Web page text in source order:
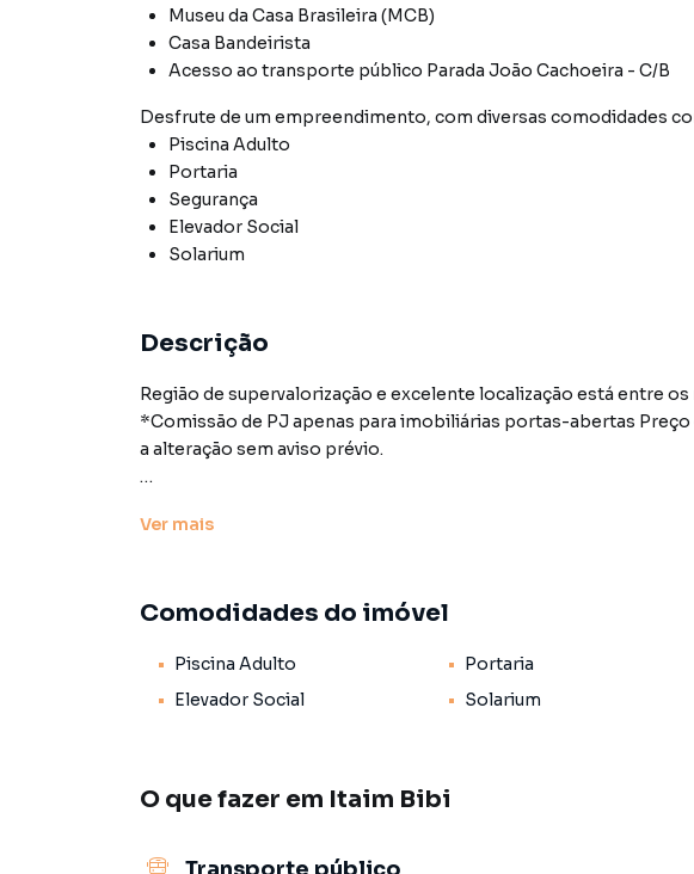
Museu da Casa Brasileira (MCB)
Casa Bandeirista
Acesso ao transporte público Parada João Cachoeira - C/B
Desfrute de um empreendimento, com diversas comodidades
Piscina Adulto
Portaria
Segurança
Elevador Social
Solarium
Descrição
Região de supervalorização e excelente localização está entre
*Comissão de PJ apenas para imobiliárias portas-abertas
a alteração sem aviso prévio.
• Elevador social
• Segurança
• Status: Pronto novo
• Finalidade: Residencial
Empreendimento para Venda em região valorizada do bairro
com nossa equipe pelo telefone (11) 93759-7931.
Ver mais
Comodidades do imóvel
Piscina Adulto Portaria
Elevador Social
Solarium
O que fazer em Itaim Bibi